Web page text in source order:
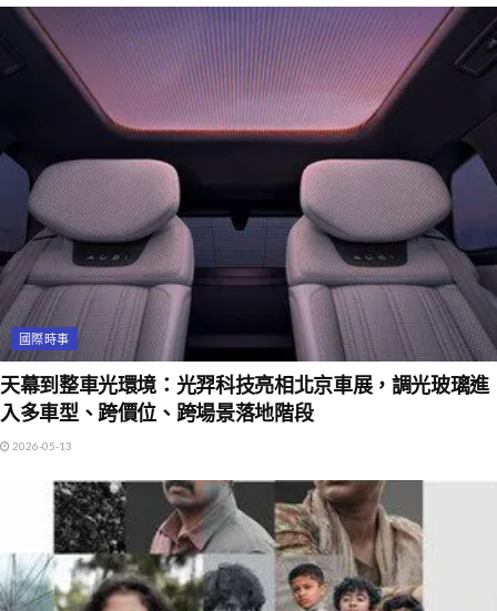
國際時事
天幕到整車光環境：光羿科技亮相北京車展，調光玻璃進
入多車型、跨價位、跨場景落地階段
2026-05-13